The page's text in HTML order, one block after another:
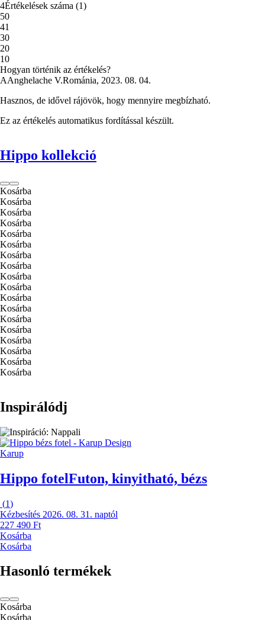
4Értékelések száma (1)
50
41
30
20
10
Hogyan történik az értékelés?
AAnghelache V.Románia, 2023. 08. 04.
Hasznos, de idővel rájövök, hogy mennyire megbízható.
Ez az értékelés automatikus fordítással készült.
Hippo kollekció
Kosárba
Kosárba
Kosárba
Kosárba
Kosárba
Kosárba
Kosárba
Kosárba
Kosárba
Kosárba
Kosárba
Kosárba
Kosárba
Kosárba
Kosárba
Kosárba
Kosárba
Kosárba
Inspirálódj
Karup
Hippo fotelFuton, kinyitható, bézs
(1)
Kézbesítés 2026. 08. 31. naptól
227 490 Ft
Kosárba
Kosárba
Hasonló termékek
Kosárba
Kosárba